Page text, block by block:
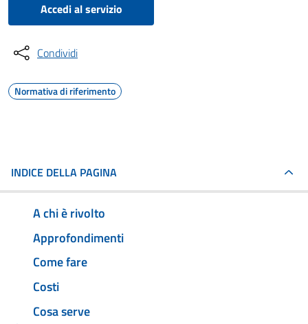
Accedi al servizio
Condividi
Normativa di riferimento
INDICE DELLA PAGINA
A chi è rivolto
Approfondimenti
Come fare
Costi
Cosa serve